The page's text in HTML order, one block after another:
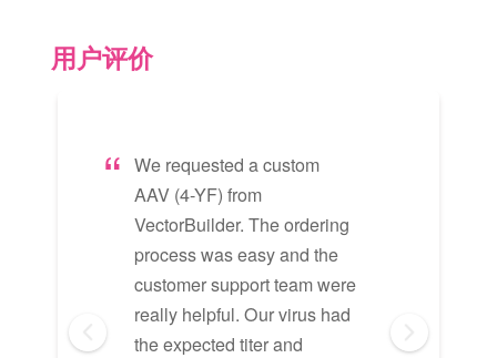
用户评价
We requested a custom
AAV (4-YF) from
VectorBuilder. The ordering
process was easy and the
customer support team were
really helpful. Our virus had
the expected titer and